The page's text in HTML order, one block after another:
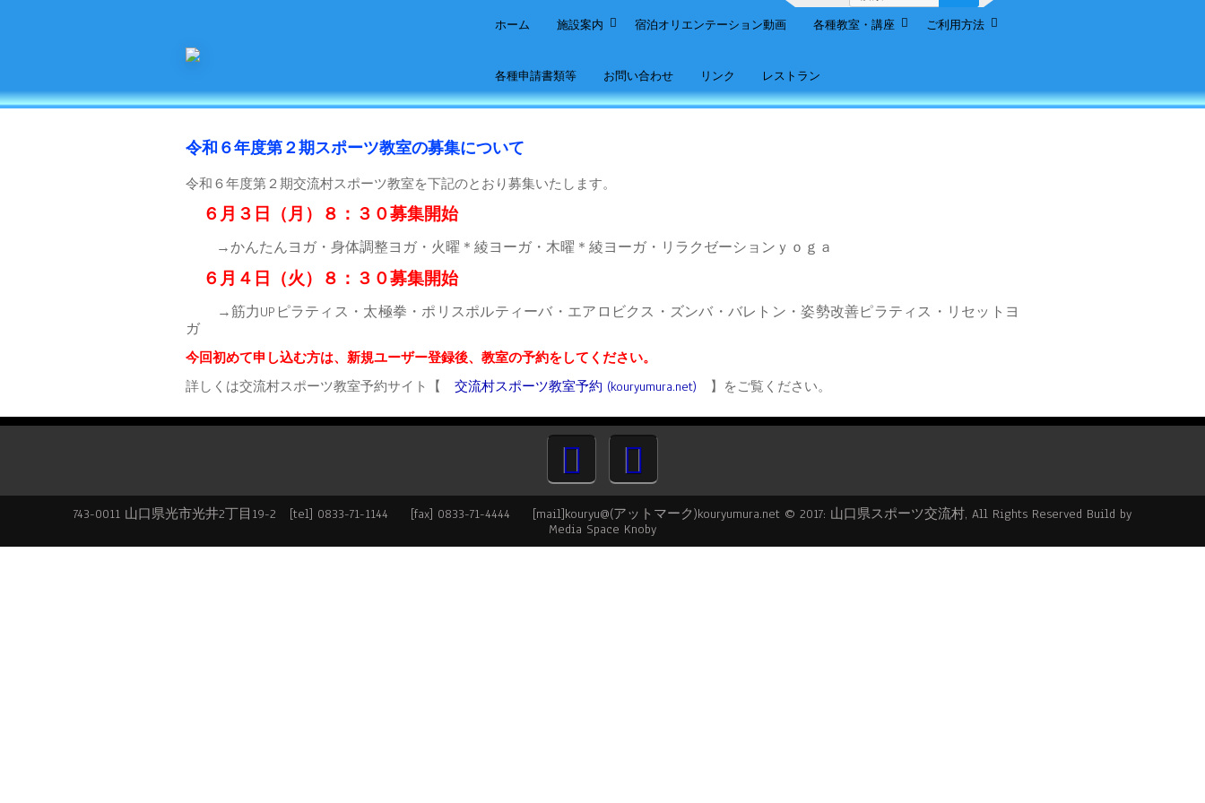
ホーム 施設案内 宿泊オリエンテーション動画 各種教室・講座 ご利用方法
各種申請書類等 お問い合わせ リンク レストラン
令和６年度第２期スポーツ教室の募集について
令和６年度第２期交流村スポーツ教室を下記のとおり募集いたします。
６月３日（月）８：３０募集開始
→かんたんヨガ・身体調整ヨガ・火曜＊綾ヨーガ・木曜＊綾ヨーガ・リラクゼーションｙｏｇａ
６月４日（火）８：３０募集開始
→筋力UPピラティス・太極拳・ポリスポルティーバ・エアロビクス・ ズンバ・バレトン・姿勢改善ピラティス・リセットヨ
ガ
今回初めて申し込む方は、新規ユーザー登録後、教室の予約をしてください。
詳しくは交流村スポーツ教室予約サイト【 交流村スポーツ教室予約 (kouryumura.net) 】をご覧ください。
743-0011 山口県光市光井2丁目19-2 [tel] 0833-71-1144 [fax] 0833-71-4444 [mail]kouryu@(アットマーク)kouryumura.net © 2017: 山口県スポーツ交流村, All Rights Reserved Build by
Media Space Knoby